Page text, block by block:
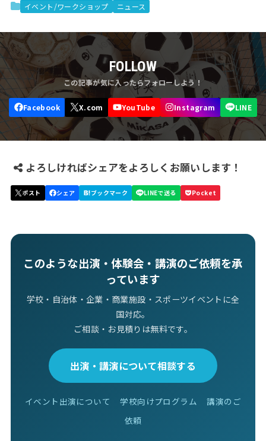
イベント/ワークショップ ニュース
FOLLOW
よろしければシェアをよろしくお願いします！
このような出演・体験会・講演のご依頼を承
っています
学校・自治体・企業・商業施設・スポーツイベントに全
国対応。
ご相談・お見積りは無料です。
出演・講演について相談する
イベント出演について 学校向けプログラム
講演のご
依頼